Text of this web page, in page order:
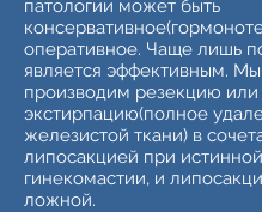
патологии может быть
оперативное. Чаще лишь
является эффективным. Мы
производим резекцию или
экстирпацию(полное
железистой ткани) в
липосакцией при истинной
гинекомастии, и
ложной.